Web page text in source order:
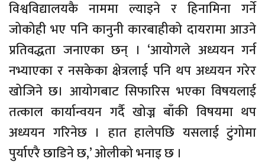
विश्वविद्यालयकै नाममा ल्याइने र हिनामिना गर्ने
जोकोही भए पनि कानुनी कारबाहीको दायरामा आउने
प्रतिवद्धता जनाएका छन् । ‘आयोगले अध्ययन गर्न
नभ्याएका र नसकेका क्षेत्रलाई पनि थप अध्ययन गरेर
खोजिने छ। आयोगबाट सिफारिस भएका विषयलाई
तत्काल कार्यान्वयन गर्दै खोज्न बाँकी विषयमा थप
अध्ययन गरिनेछ । हात हालेपछि यसलाई टुंगोमा
पुर्याएरै छाडिने छ,’ ओलीको भनाइ छ ।